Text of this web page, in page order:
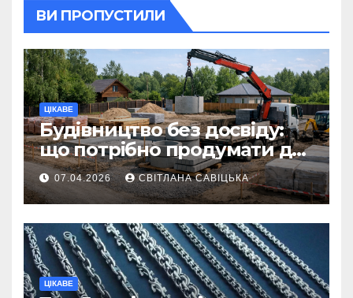
ВИ ПРОПУСТИЛИ
ЦІКАВЕ
Будівництво без досвіду:
що потрібно продумати до
першої доставки на
ділянку
07.04.2026 СВІТЛАНА САВІЦЬКА
ЦІКАВЕ